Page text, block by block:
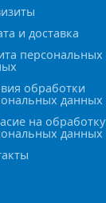
и доставка
персональных
обработки
данных
на обработку
данных